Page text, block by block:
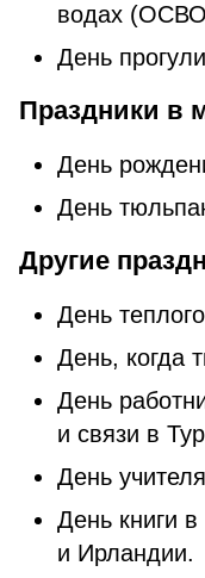
водах
День
Праздники в
День
День
Другие
Дeнь
Дeнь, кoгдa
День
и связи в
День
День книги
и Ирландии.